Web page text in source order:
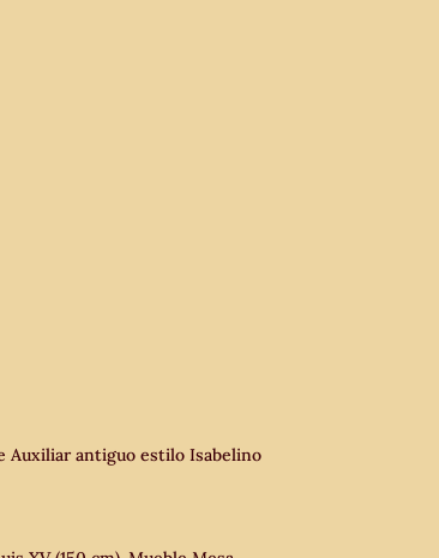
Auxiliar antiguo estilo Isabelino